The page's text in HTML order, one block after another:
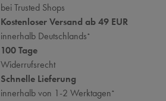
bei Trusted Shops
Kostenloser Versand ab 49 EUR
innerhalb Deutschlands*
100 Tage
Widerrufsrecht
Schnelle Lieferung
innerhalb von 1-2 Werktagen*